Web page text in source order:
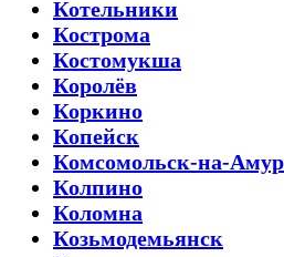
Котельники
Кострома
Костомукша
Королёв
Коркино
Копейск
Комсомольск-на-
Колпино
Коломна
Козьмодемьянск